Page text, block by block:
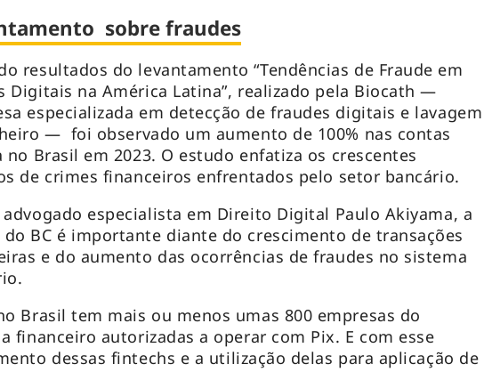
sobre fraudes
resultados do levantamento “Tendências de Fraude em
Digitais na América Latina”, realizado pela Biocath —
especializada em detecção de fraudes digitais e lavagem
— foi observado um aumento de 100% nas contas
no Brasil em 2023. O estudo enfatiza os crescentes
de crimes financeiros enfrentados pelo setor bancário.
advogado especialista em Direito Digital Paulo Akiyama, a
do BC é importante diante do crescimento de transações
e do aumento das ocorrências de fraudes no sistema
Brasil tem mais ou menos umas 800 empresas do
financeiro autorizadas a operar com Pix. E com esse
dessas fintechs e a utilização delas para aplicação de